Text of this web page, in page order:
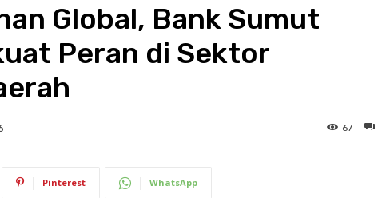
Global, Bank Sumut
Peran di Sektor
67
Pinterest WhatsApp